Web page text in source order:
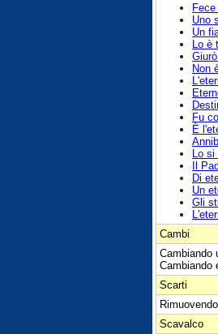
Uno
Un
Lo è
Non
Fu
È
Lo si
Il
Di
Un
Gli
Cambi
Cambiando
Cambiando
Scarti
Scavalco